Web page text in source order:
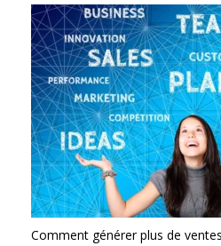
Comment générer plus de